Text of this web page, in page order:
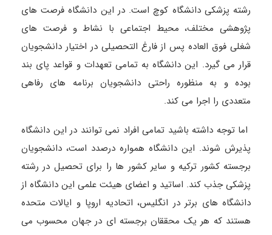
رشته پزشکی دانشگاه کوچ است. در این دانشگاه فرصت‌ های
پژوهشی مختلف، محیط اجتماعی با نشاط و فرصت‌ های
شغلی فوق ‌العاده پس‌ از فارغ‌ التحصیلی در اختیار دانشجویان
قرار می‌ گیرد. این دانشگاه به تمامی تعهدات و قواعد پای‌ بند
بوده و به منظوره راحتی دانشجویان برنامه های رفاهی
متعددی را اجرا می کند.
اما توجه داشته باشید تمامی افراد نمی‌ توانند در این دانشگاه
پذیرش شوند. این دانشگاه همواره درصدد است، دانشجویان
برجسته کشور ترکیه و سایر کشور ها را برای تحصیل در رشته
پزشکی جذب کند‌. اساتید و اعضای هیئت علمی این دانشگاه از
دانشگاه‌ های برتر در انگلیس، اتحادیه اروپا و ایالات ‌متحده
هستند که هر یک محققان برجسته ‌ای در جهان محسوب می